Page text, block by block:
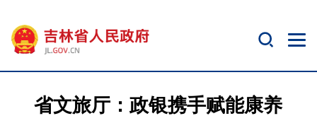
省文旅厅：政银携手赋能康养